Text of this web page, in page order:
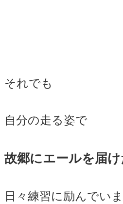
それでも
自分の走る姿で
故郷にエールを届
日々練習に励んでいま